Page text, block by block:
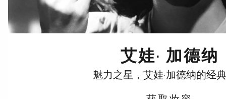
艾娃· 加德纳
魅力之星，艾娃·加德纳的经